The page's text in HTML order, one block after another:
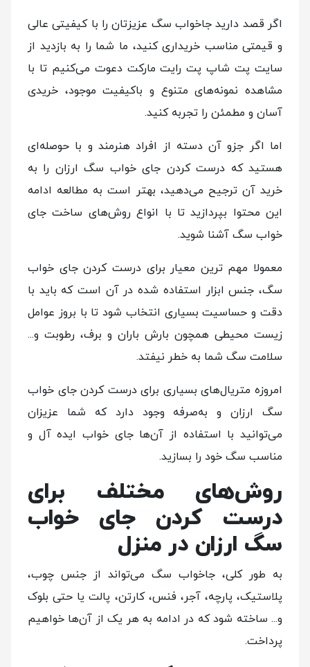
اگر قصد دارید جاخواب سگ عزیزتان را با کیفیتی عالی
و قیمتی مناسب خریداری کنید، ما شما را به بازدید از
سایت پت شاپ پت رایت مارکت دعوت می‌کنیم تا با
مشاهده نمونه‌های متنوع و باکیفیت موجود، خریدی
آسان و مطمئن را تجربه کنید.
اما اگر جزو آن دسته از افراد هنرمند و با حوصله‌ای
هستید که درست کردن جای خواب سگ ارزان را به
خرید آن ترجیح می‌دهید، بهتر است به مطالعه ادامه
این محتوا بپردازید تا با انواع روش‌های ساخت جای
خواب سگ آشنا شوید.
معمولا مهم ترین معیار برای درست کردن جای خواب
سگ، جنس ابزار استفاده شده در آن است که باید با
دقت و حساسیت بسیاری انتخاب شود تا با بروز عوامل
زیست محیطی همچون بارش باران و برف، رطوبت و...
سلامت سگ شما به خطر نیفتد.
امروزه متریال‌های بسیاری برای درست کردن جای خواب
سگ ارزان و به‌صرفه وجود دارد که شما عزیزان
می‌توانید با استفاده از آن‌ها جای خواب ایده آل و
مناسب سگ خود را بسازید.
روش‌های مختلف برای
درست کردن جای خواب
سگ ارزان در منزل
به طور کلی، جاخواب سگ می‌تواند از جنس چوب،
پلاستیک، پارچه، آجر، فنس، کارتن، پالت یا حتی بلوک
و... ساخته شود که در ادامه به هر یک از آن‌ها خواهیم
پرداخت.